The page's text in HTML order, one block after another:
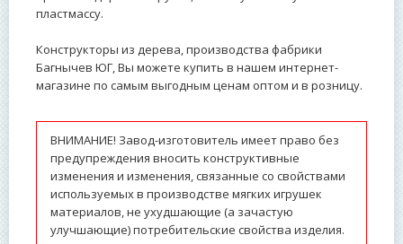
пластмассу.
Конструкторы из дерева, производства фабрики
Багнычев ЮГ, Вы можете купить в нашем интернет-
магазине по самым выгодным ценам оптом и в розницу.
ВНИМАНИЕ! Завод-изготовитель имеет право без
предупреждения вносить конструктивные
изменения и изменения, связанные со свойствами
используемых в производстве мягких игрушек
материалов, не ухудшающие (а зачастую
улучшающие) потребительские свойства изделия.